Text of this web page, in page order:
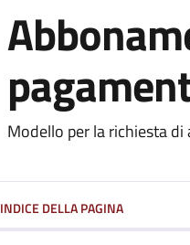
Dettagli del
Modello per la richiesta
INDICE DELLA PAGINA